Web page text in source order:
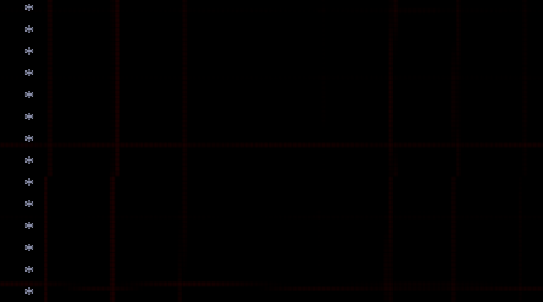
*
*
*
*
*
*
*
*
*
*
*
*
*
*